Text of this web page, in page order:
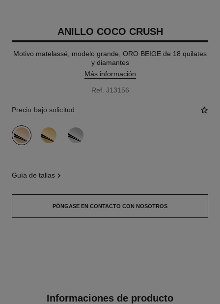
ANILLO COCO CRUSH
Motivo matelassé, modelo grande, ORO BEIGE de 18 quilates
y diamantes
Más información
Ref. J13156
Precio bajo solicitud
variante (3)
guía de tallas
PÓNGASE EN CONTACTO CON NOSOTROS
Informaciones de producto